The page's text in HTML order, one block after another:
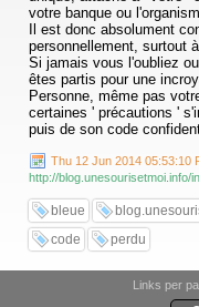
votre banque ou
Il est donc absolument
personnellement, surtout
Si jamais vous l'oubliez
êtes partis pour une
Personne, même pas
certaines ' précautions '
puis de son code
Thu 12 Jun 2014 05:53:10
http://blog.unesourisetmoi.info/
bleue
code
perdu
Links per